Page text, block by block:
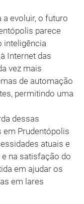
a evoluir, o futuro
parece
inteligência
Internet das
vez mais
de automação
permitindo uma
dessas
em Prudentópolis
atuais e
na satisfação do
em ajudar os
em lares